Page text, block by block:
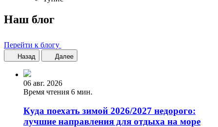
Наш блог
Перейти к блогу
Назад Далее
06 авг. 2026
Время чтения 6 мин.
Куда поехать зимой 2026/2027 недорого:
лучшие направления для отдыха на море